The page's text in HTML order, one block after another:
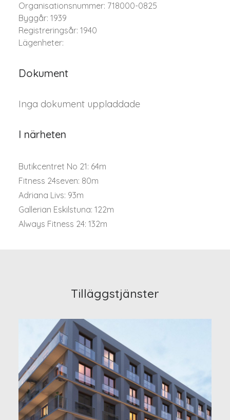
Organisationsnummer: 718000-0825
Byggår: 1939
Registreringsår: 1940
Lägenheter:
Dokument
Inga dokument uppladdade
I närheten
Butikcentret No 21: 64m
Fitness 24seven: 80m
Adriana Livs: 93m
Gallerian Eskilstuna: 122m
Always Fitness 24: 132m
Tilläggstjänster